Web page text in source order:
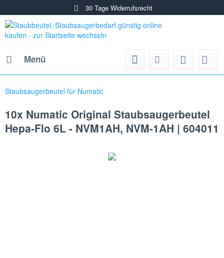
30 Tage Widerrufsrecht
Menü
Staubsaugerbeutel für Numatic
10x Numatic Original Staubsaugerbeutel
Hepa-Flo 6L - NVM1AH, NVM-1AH | 604011